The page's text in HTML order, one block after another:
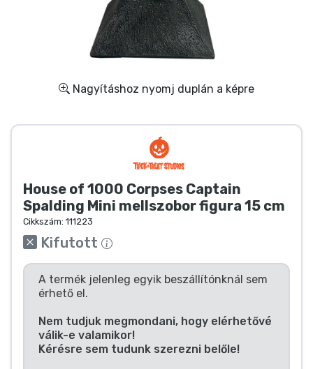
Nagyításhoz nyomj duplán a képre
House of 1000 Corpses Captain
Spalding Mini mellszobor figura 15 cm
Cikkszám: 111223
Kifutott
A termék jelenleg egyik beszállítónknál sem
érhető el.
Nem tudjuk megmondani, hogy elérhetővé
válik-e valamikor!
Kérésre sem tudunk szerezni belőle!
Sorozatos cuccok
Gamer cuccok
Sportos cuccok
Zenés cuccok
Terméktípusok
Márkák